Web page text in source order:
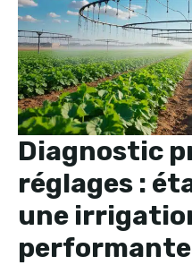
Diagnostic
réglages :
une